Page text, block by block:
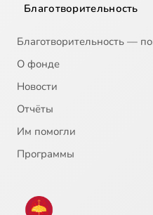
Благотворительность
Благотворительность —
О фонде
Новости
Отчёты
Им помогли
Программы